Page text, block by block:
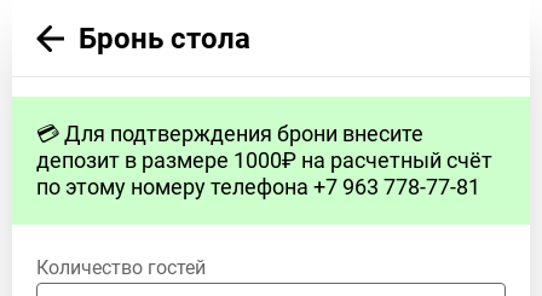
Бронь стола
💳 Для подтверждения брони внесите
депозит в размере 1000₽ на расчетный счёт
по этому номеру телефона +7 963 778-77-81
Количество гостей